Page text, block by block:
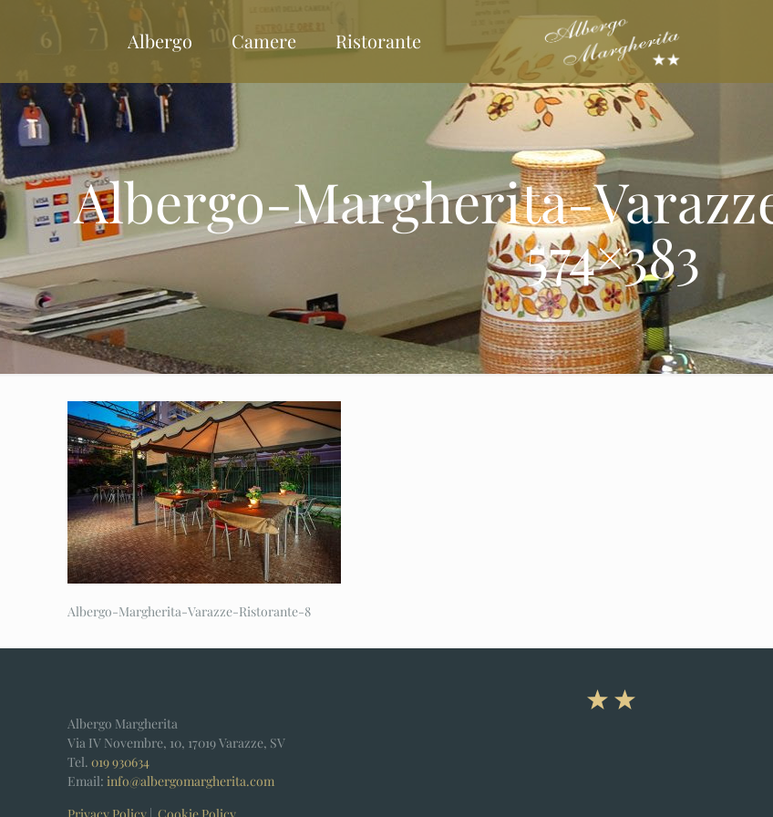
Albergo Camere Ristorante
Albergo-Margherita-
574×383
Albergo-Margherita-Varazze-Ristorante-8
Albergo Margherita
Via IV Novembre, 10, 17019 Varazze, SV
Tel. 019 930634
Email: info@albergomargherita.com